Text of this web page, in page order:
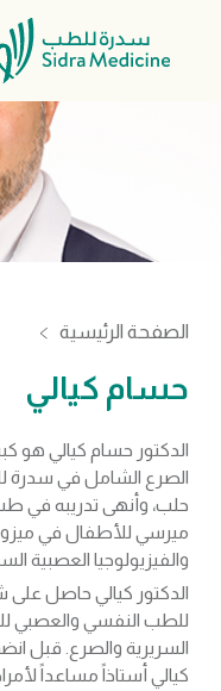
الصفحة الرئيسية
حسام كيالي
الدكتور حسام كيالي هو
الصرع الشامل في سدرة
حلب، وأنهى تدريبه
ميرسي للأطفال في
والفيزيولوجيا العصبية
الدكتور كيالي حاصل على
للطب النفسي والعصبي
السريرية والصرع. قبل
كيالي أستاذاً مساعداً